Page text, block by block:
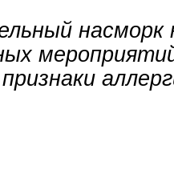
насморк